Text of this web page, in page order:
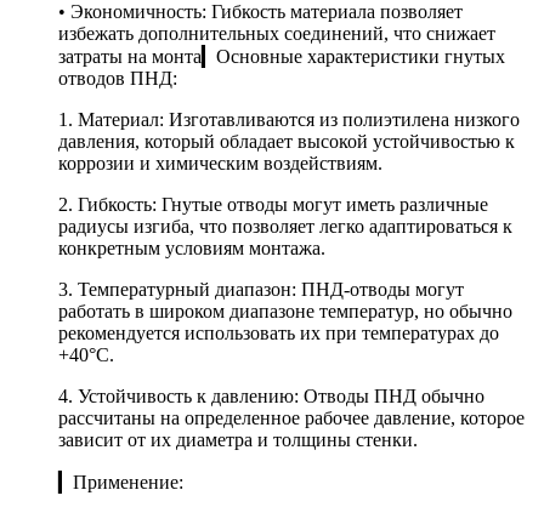
• Экономичность: Гибкость материала позволяет
избежать дополнительных соединений, что снижает
затраты на монта▎Основные характеристики гнутых
отводов ПНД:
1. Материал: Изготавливаются из полиэтилена низкого
давления, который обладает высокой устойчивостью к
коррозии и химическим воздействиям.
2. Гибкость: Гнутые отводы могут иметь различные
радиусы изгиба, что позволяет легко адаптироваться к
конкретным условиям монтажа.
3. Температурный диапазон: ПНД-отводы могут
работать в широком диапазоне температур, но обычно
рекомендуется использовать их при температурах до
+40°C.
4. Устойчивость к давлению: Отводы ПНД обычно
рассчитаны на определенное рабочее давление, которое
зависит от их диаметра и толщины стенки.
▎Применение: